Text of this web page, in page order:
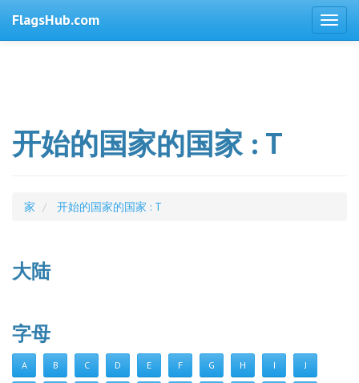
FlagsHub.com
开始的国家的国家 : T
家 开始的国家的国家 : T
大陆
字母
A B C D E F G H I J